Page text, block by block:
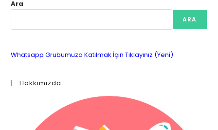
Ara
ARA
Whatsapp Grubumuza Katılmak İçin Tıklayınız (Yeni)
Hakkımızda